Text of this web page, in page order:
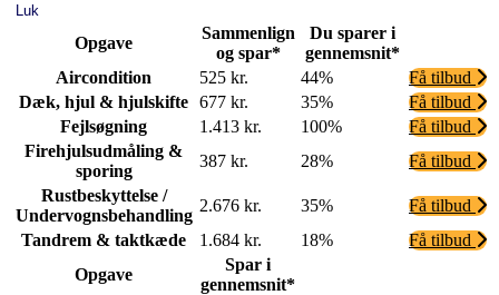
Luk
Opgave
Sammenlign
og spar*
Du sparer i
gennemsnit*
Aircondition
525 kr. 44%
Få tilbud
Dæk, hjul & hjulskifte 677 kr. 35%
Få tilbud
Fejlsøgning
1.413 kr. 100%
Få tilbud
Firehjulsudmåling &
sporing
387 kr. 28%
Få tilbud
Rustbeskyttelse /
Undervognsbehandling
2.676 kr. 35%
Få tilbud
Tandrem & taktkæde
1.684 kr. 18%
Få tilbud
Opgave
Spar i
gennemsnit*